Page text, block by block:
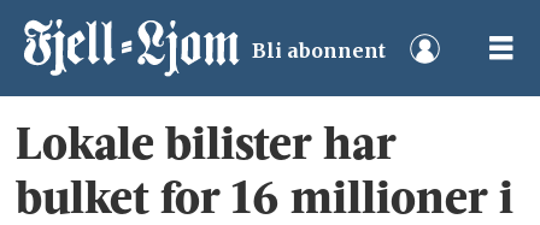
Bli abonnent
Lokale bilister har
bulket for 16 millioner i